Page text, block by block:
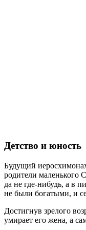
Детство и юность
Будущий
родители маленького
да не где-нибудь, а в
не были богатыми, и
Достигнув зрелого
умирает его жена, а